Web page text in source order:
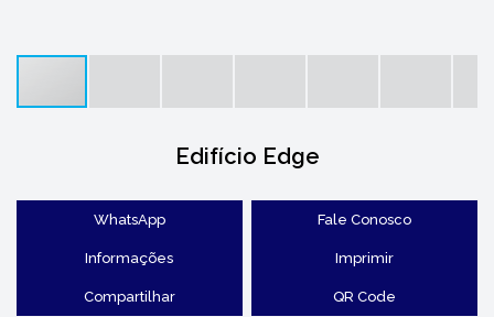
Edifício Edge
WhatsApp Fale Conosco
Informações Imprimir
Compartilhar QR Code